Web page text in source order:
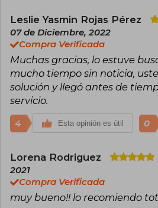
Leslie Yasmin Rojas Pérez
07 de Diciembre, 2022
Compra Verificada
Muchas gracias, lo estuve
mucho tiempo sin noticia,
solución y llegó antes de
servicio.
4 Esta opinión es útil 0
Lorena Rodriguez
2021
Compra Verificada
muy bueno!! lo recomiendo